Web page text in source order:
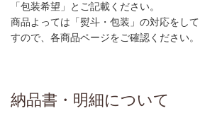
「包装希望」とご記載ください。
商品よっては「熨斗・包装」の対応をし
すので、各商品ページをご確認ください。
納品書・明細について